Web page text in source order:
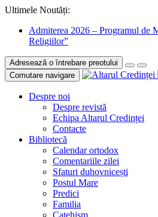
Ultimele Noutăți:
Admiterea 2026 – Programul de
Religiilor”
Adresează o întrebare preotului
Comutare navigare
Despre noi
Despre revistă
Echipa Altarul Credinței
Contacte
Bibliotecă
Calendar ortodox
Comentariile zilei
Sfaturi duhovnicești
Postul Mare
Predici
Familia
Catehism